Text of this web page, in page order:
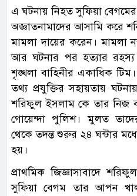
এ ঘটনায় নিহত সুফিয়া বেগমের
অজ্ঞাতনামাদের আসামি করে
মামলা দায়ের করেন। মামলা
আর ঘটনার পর হত্যার রহস্য
শৃঙ্খলা বাহিনীর একাধিক
তথ্য প্রযুক্তির সহায়তায়
শরিফুল ইসলাম কে তার নিজ
গোয়েন্দা পুলিশ। মুলত
থেকে তদন্ত শুরুর ২৪ ঘন্টার
হয়।
প্রাথমিক জিজ্ঞাসাবাদে
সুফিয়া বেগম তার আপন